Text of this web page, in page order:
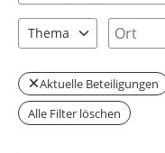
Thema
Ort
Aktuelle Beteiligungen
Alle Filter löschen